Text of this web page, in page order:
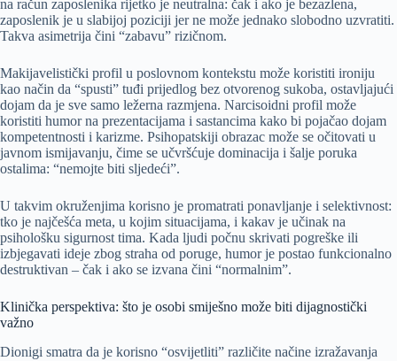
na račun zaposlenika rijetko je neutralna: čak i ako je bezazlena,
zaposlenik je u slabijoj poziciji jer ne može jednako slobodno uzvratiti.
Takva asimetrija čini “zabavu” rizičnom.
Makijavelistički profil u poslovnom kontekstu može koristiti ironiju
kao način da “spusti” tuđi prijedlog bez otvorenog sukoba, ostavljajući
dojam da je sve samo ležerna razmjena. Narcisoidni profil može
koristiti humor na prezentacijama i sastancima kako bi pojačao dojam
kompetentnosti i karizme. Psihopatskiji obrazac može se očitovati u
javnom ismijavanju, čime se učvršćuje dominacija i šalje poruka
ostalima: “nemojte biti sljedeći”.
U takvim okruženjima korisno je promatrati ponavljanje i selektivnost:
tko je najčešća meta, u kojim situacijama, i kakav je učinak na
psihološku sigurnost tima. Kada ljudi počnu skrivati pogreške ili
izbjegavati ideje zbog straha od poruge, humor je postao funkcionalno
destruktivan – čak i ako se izvana čini “normalnim”.
Klinička perspektiva: što je osobi smiješno može biti dijagnostički
važno
Dionigi smatra da je korisno “osvijetliti” različite načine izražavanja